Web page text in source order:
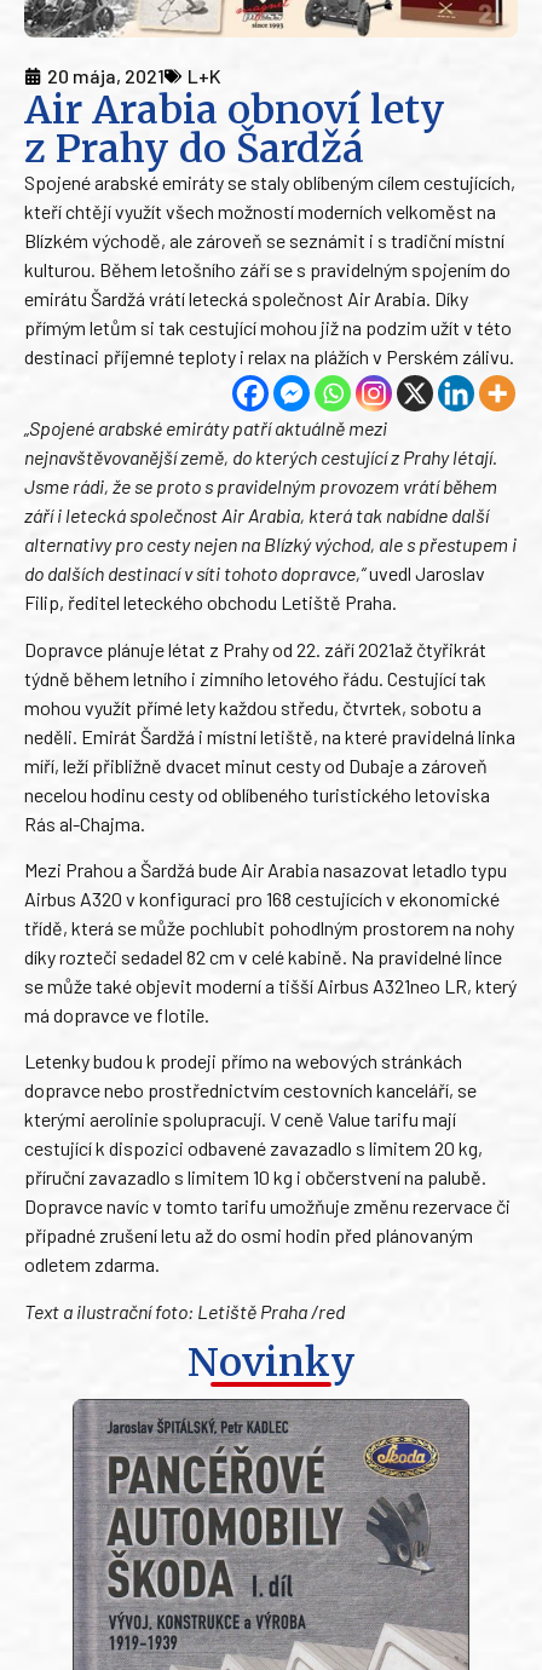
20 mája, 2021 L+K
Air Arabia obnoví lety
z Prahy do Šardžá
Spojené arabské emiráty se staly oblíbeným cílem cestujících,
kteří chtějí využít všech možností moderních velkoměst na
Blízkém východě, ale zároveň se seznámit i s tradiční místní
kulturou. Během letošního září se s pravidelným spojením do
emirátu Šardžá vrátí letecká společnost Air Arabia. Díky
přímým letům si tak cestující mohou již na podzim užít v této
destinaci příjemné teploty i relax na plážích v Perském zálivu.
„Spojené arabské emiráty patří aktuálně mezi
nejnavštěvovanější země, do kterých cestující z Prahy létají.
Jsme rádi, že se proto s pravidelným provozem vrátí během
září i letecká společnost Air Arabia, která tak nabídne další
alternativy pro cesty nejen na Blízký východ, ale s přestupem i
do dalších destinací v síti tohoto dopravce,“uvedl Jaroslav
Filip, ředitel leteckého obchodu Letiště Praha.
Dopravce plánuje létat z Prahy od 22. září 2021až čtyřikrát
týdně během letního i zimního letového řádu. Cestující tak
mohou využít přímé lety každou středu, čtvrtek, sobotu a
neděli. Emirát Šardžá i místní letiště, na které pravidelná linka
míří, leží přibližně dvacet minut cesty od Dubaje a zároveň
necelou hodinu cesty od oblíbeného turistického letoviska
Rás al-Chajma.
Mezi Prahou a Šardžá bude Air Arabia nasazovat letadlo typu
Airbus A320 v konfiguraci pro 168 cestujících v ekonomické
třídě, která se může pochlubit pohodlným prostorem na nohy
díky rozteči sedadel 82 cm v celé kabině. Na pravidelné lince
se může také objevit moderní a tišší Airbus A321neo LR, který
má dopravce ve flotile.
Letenky budou k prodeji přímo na webových stránkách
dopravce nebo prostřednictvím cestovních kanceláří, se
kterými aerolinie spolupracují. V ceně Value tarifu mají
cestující k dispozici odbavené zavazadlo s limitem 20 kg,
příruční zavazadlo s limitem 10 kg i občerstvení na palubě.
Dopravce navíc v tomto tarifu umožňuje změnu rezervace či
případné zrušení letu až do osmi hodin před plánovaným
odletem zdarma.
Text a ilustrační foto: Letiště Praha /red
Novinky